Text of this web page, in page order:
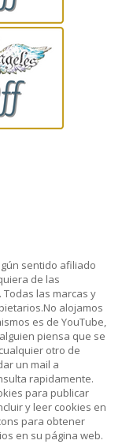
sentido afiliado
de las
las marcas y
alojamos
es de YouTube,
piensa que se
otro de
un mail a
rapidamente.
para publicar
y leer cookies en
para obtener
en su página web.